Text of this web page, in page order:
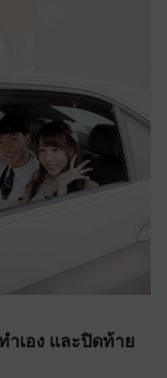
ำเอง และปิดท้าย